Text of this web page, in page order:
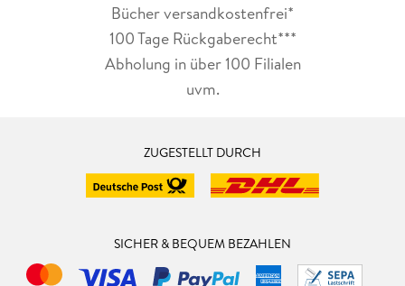
Bücher versandkostenfrei*
100 Tage Rückgaberecht***
Abholung in über 100 Filialen
uvm.
ZUGESTELLT DURCH
SICHER & BEQUEM BEZAHLEN